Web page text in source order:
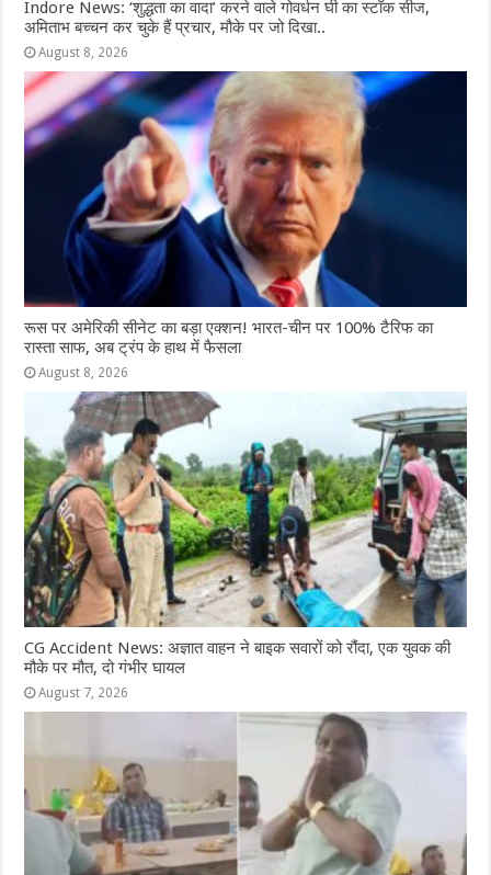
Indore News: ‘शुद्धता का वादा’ करने वाले गोवर्धन घी का स्टॉक सीज,
अमिताभ बच्चन कर चुके हैं प्रचार, मौके पर जो दिखा..
August 8, 2026
रूस पर अमेरिकी सीनेट का बड़ा एक्शन! भारत-चीन पर 100% टैरिफ का
रास्ता साफ, अब ट्रंप के हाथ में फैसला
August 8, 2026
CG Accident News: अज्ञात वाहन ने बाइक सवारों को रौंदा, एक युवक की
मौके पर मौत, दो गंभीर घायल
August 7, 2026